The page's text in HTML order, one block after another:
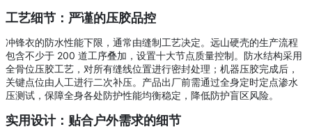
工艺细节：严谨的压胶品控
冲锋衣的防水性能下限，通常由缝制工艺决定。远山硬壳的生产流程
包含不少于 200 道工序叠加，设置十大节点质量控制。防水结构采用
全骨位压胶工艺，对所有缝线位置进行密封处理；机器压胶完成后，
关键点位由人工进行二次补压。产品出厂前需通过全身定时定点渗水
压测试，保障全身各处防护性能均衡稳定，降低防护盲区风险。
实用设计：贴合户外需求的细节